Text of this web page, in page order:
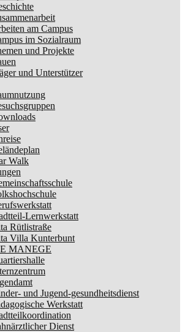
am Campus
im Sozialraum
und Projekte
und Unterstützer
Walk
Lernwerkstatt
Rütlistraße
Villa Kunterbunt
MANEGE
und Jugend-gesundheitsdienst
Werkstatt
Dienst